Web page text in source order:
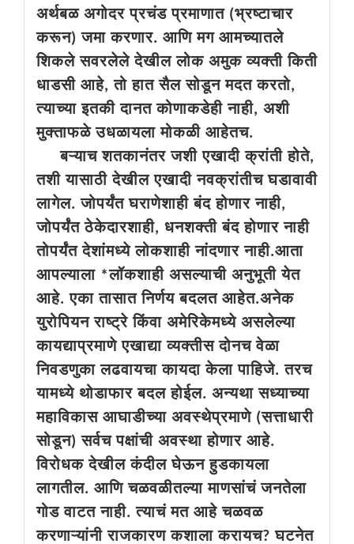
अर्थबळ अगोदर प्रचंड प्रमाणात (भ्रष्टाचार
करून) जमा करणार. आणि मग आमच्यातले
शिकले सवरलेले देखील लोक अमुक व्यक्ती किती
धाडसी आहे, तो हात सैल सोडून मदत करतो,
त्याच्या इतकी दानत कोणाकडेही नाही, अशी
मुक्ताफळे उधळायला मोकळी आहेतच.
बऱ्याच शतकानंतर जशी एखादी क्रांती होते,
तशी यासाठी देखील एखादी नवक्रांतीच घडावावी
लागेल. जोपर्यंत घराणेशाही बंद होणार नाही,
जोपर्यंत ठेकेदारशाही, धनशक्ती बंद होणार नाही
तोपर्यंत देशांमध्ये लोकशाही नांदणार नाही.आता
आपल्याला *लॉकशाही असल्याची अनुभूती येत
आहे. एका तासात निर्णय बदलत आहेत.अनेक
युरोपियन राष्ट्रे किंवा अमेरिकेमध्ये असलेल्या
कायद्याप्रमाणे एखाद्या व्यक्तीस दोनच वेळा
निवडणुका लढवायचा कायदा केला पाहिजे. तरच
यामध्ये थोडाफार बदल होईल. अन्यथा सध्याच्या
महाविकास आघाडीच्या अवस्थेप्रमाणे (सत्ताधारी
सोडून) सर्वच पक्षांची अवस्था होणार आहे.
विरोधक देखील कंदील घेऊन हुडकायला
लागतील. आणि चळवळीतल्या माणसांचं जनतेला
गोड वाटत नाही. त्याचं मत आहे चळवळ
करणाऱ्यांनी राजकारण कशाला करायच? घटनेत